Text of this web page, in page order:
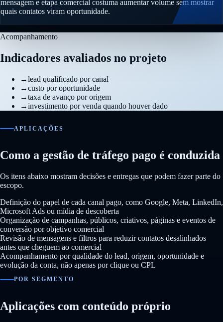
mensagem e etapa comercial costuma aumentar volume sem mostrar
quais contatos viram oportunidade.
Acompanhamento
Indicadores avaliados no projeto
→lead qualificado por canal
→custo por oportunidade
→taxa de avanço por origem
→investimento por venda quando houver dado
APLICAÇÕES
Como a gestão de tráfego pago é conduzida
Os itens abaixo mostram decisões e entregas que podem fazer parte do
escopo.
Definição do papel de cada canal pago, como Google, Meta, LinkedIn,
Microsoft Ads ou mídia de descoberta
Organização de campanhas, públicos, criativos, páginas e eventos de
conversão por objetivo comercial
Revisão de mensagens e filtros para reduzir contatos desalinhados
antes que cheguem ao comercial
Acompanhamento por qualidade do lead, origem, oportunidade e
evolução da conta, não apenas por clique ou CPL
POR SEGMENTO
Aplicações com conteúdo próprio